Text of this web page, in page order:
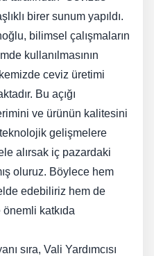
birer sunum yapıldı.
bilimsel çalışmaların
kullanılmasının
ceviz üretimi
Bu açığı
ve ürünün kalitesini
gelişmelere
alırsak iç pazardaki
oluruz. Böylece hem
edebiliriz hem de
katkıda
sıra, Vali Yardımcısı